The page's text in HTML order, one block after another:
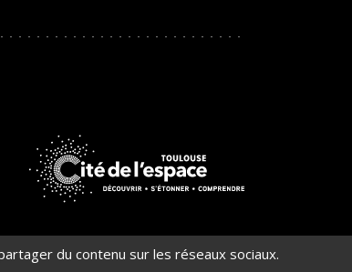
du contenu sur les réseaux sociaux.
savoir
plus
Gestion des cookies